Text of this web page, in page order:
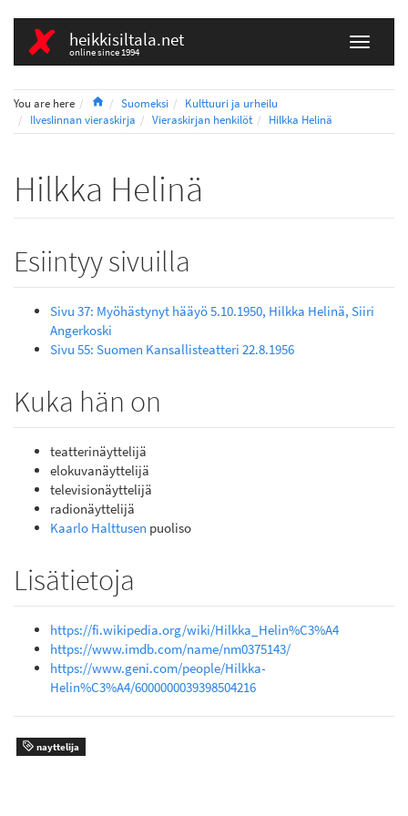
heikkisiltala.net
online since 1994
You are here HomeSuomeksi
Kulttuuri ja urheilu
Ilveslinnan vieraskirja
Vieraskirjan henkilöt Hilkka Helinä
Hilkka Helinä
Esiintyy sivuilla
Sivu 37: Myöhästynyt hääyö 5.10.1950, Hilkka Helinä, Siiri
Angerkoski
Sivu 55: Suomen Kansallisteatteri 22.8.1956
Kuka hän on
teatterinäyttelijä
elokuvanäyttelijä
televisionäyttelijä
radionäyttelijä
Kaarlo Halttusen puoliso
Lisätietoja
https://fi.wikipedia.org/wiki/Hilkka_Helin%C3%A4
https://www.imdb.com/name/nm0375143/
https://www.geni.com/people/Hilkka-
Helin%C3%A4/6000000039398504216
nayttelija